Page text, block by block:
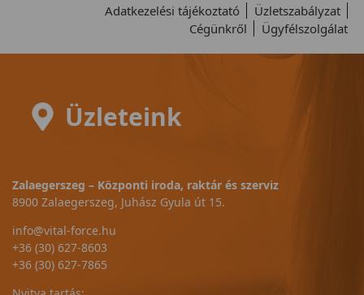
Adatkezelési tájékoztató
Üzletszabályzat
Cégünkről
Ügyfélszolgálat
Üzleteink
Zalaegerszeg – Központi iroda, raktár és szerviz
8900 Zalaegerszeg, Juhász Gyula út 15.
info@vital-force.hu
+36 (30) 627-8603
+36 (30) 627-7865